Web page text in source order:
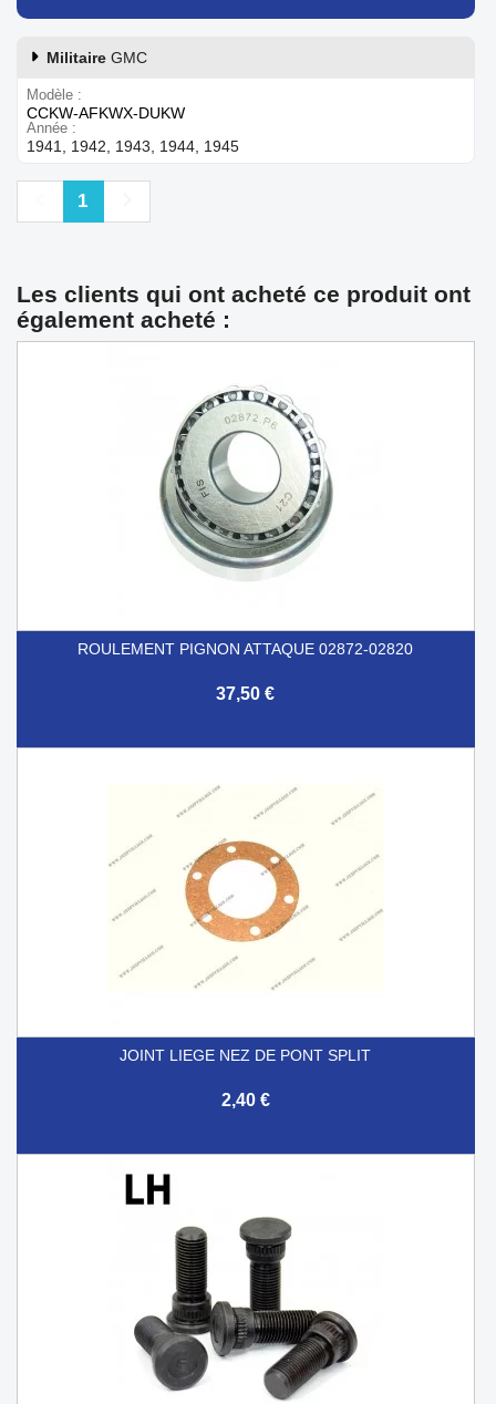
Militaire GMC
Modèle
CCKW-AFKWX-DUKW
Année
1941, 1942, 1943, 1944, 1945
Précédent
1
Les clients qui ont acheté ce produit ont
également acheté :
ROULEMENT PIGNON ATTAQUE 02872-02820
37,50 €
JOINT LIEGE NEZ DE PONT SPLIT
2,40 €